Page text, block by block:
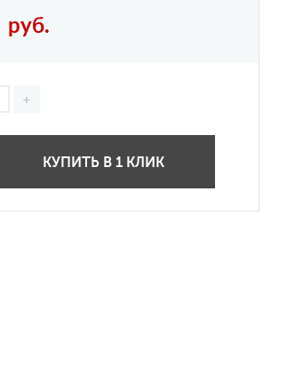
руб.
КУПИТЬ В 1 КЛИК